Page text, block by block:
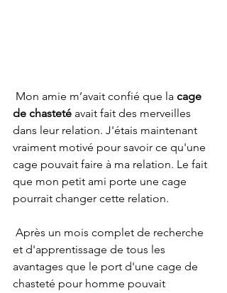
Mon amie m’avait confié que la cage
de chasteté avait fait des merveilles
dans leur relation. J'étais maintenant
vraiment motivé pour savoir ce qu'une
cage pouvait faire à ma relation. Le fait
que mon petit ami porte une cage
pourrait changer cette relation.
et d'apprentissage de tous les
avantages que le port d'une cage de
chasteté pour homme pouvait